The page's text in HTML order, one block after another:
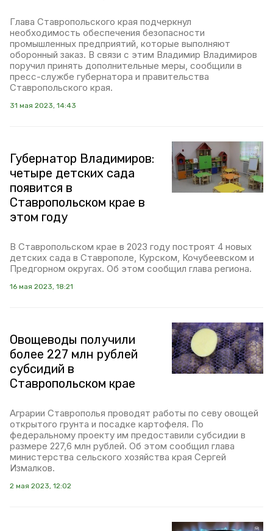
Глава Ставропольского края подчеркнул
необходимость обеспечения безопасности
промышленных предприятий, которые выполняют
оборонный заказ. В связи с этим Владимир Владимиров
поручил принять дополнительные меры, сообщили в
пресс-службе губернатора и правительства
Ставропольского края.
31 мая 2023, 14:43
Губернатор Владимиров:
четыре детских сада
появится в
Ставропольском крае в
этом году
В Ставропольском крае в 2023 году построят 4 новых
детских сада в Ставрополе, Курском, Кочубеевском и
Предгорном округах. Об этом сообщил глава региона.
16 мая 2023, 18:21
Овощеводы получили
более 227 млн рублей
субсидий в
Ставропольском крае
Аграрии Ставрополья проводят работы по севу овощей
открытого грунта и посадке картофеля. По
федеральному проекту им предоставили субсидии в
размере 227,6 млн рублей. Об этом сообщил глава
министерства сельского хозяйства края Сергей
Измалков.
2 мая 2023, 12:02